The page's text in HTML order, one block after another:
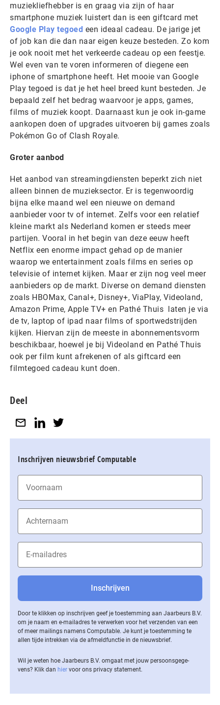
muziekliefhebber is en graag via zijn of haar
smartphone muziek luistert dan is een giftcard met
Google Play tegoed een ideaal cadeau. De jarige jet
of job kan die dan naar eigen keuze besteden. Zo kom
je ook nooit met het verkeerde cadeau op een feestje.
Wel even van te voren informeren of diegene een
iphone of smartphone heeft. Het mooie van Google
Play tegoed is dat je het heel breed kunt besteden. Je
bepaald zelf het bedrag waarvoor je apps, games,
films of muziek koopt. Daarnaast kun je ook in-game
aankopen doen of upgrades uitvoeren bij games zoals
Pokémon Go of Clash Royale.
Groter aanbod
Het aanbod van streamingdiensten beperkt zich niet
alleen binnen de muzieksector. Er is tegenwoordig
bijna elke maand wel een nieuwe on demand
aanbieder voor tv of internet. Zelfs voor een relatief
kleine markt als Nederland komen er steeds meer
partijen. Vooral in het begin van deze eeuw heeft
Netflix een enorme impact gehad op de manier
waarop we entertainment zoals films en series op
televisie of internet kijken. Maar er zijn nog veel meer
aanbieders op de markt. Diverse on demand diensten
zoals HBOMax, Canal+, Disney+, ViaPlay, Videoland,
Amazon Prime, Apple TV+ en Pathé Thuis laten je via
de tv, laptop of ipad naar films of sportwedstrijden
kijken. Hiervan zijn de meeste in abonnementsvorm
beschikbaar, hoewel je bij Videoland en Pathé Thuis
ook per film kunt afrekenen of als giftcard een
filmtegoed cadeau kunt doen.
Deel
Inschrijven nieuwsbrief Computable
Door te klikken op inschrijven geef je toestemming aan Jaarbeurs B.V.
om je naam en e-mailadres te verwerken voor het verzenden van een
of meer mailings namens Computable. Je kunt je toestemming te
allen tijde intrekken via de af­meld­func­tie in de nieuwsbrief.
Wil je weten hoe Jaarbeurs B.V. omgaat met jouw per­soons­ge­ge­
vens? Klik dan hier voor ons privacy statement.